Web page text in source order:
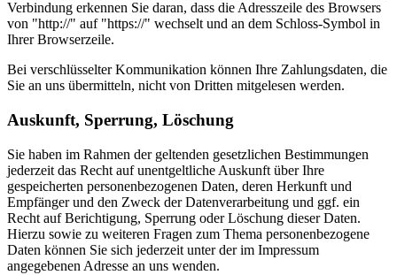
Verbindung erkennen Sie daran, dass die Adresszeile des Browsers
von "http://" auf "https://" wechselt und an dem Schloss-Symbol in
Ihrer Browserzeile.
Bei verschlüsselter Kommunikation können Ihre Zahlungsdaten, die
Sie an uns übermitteln, nicht von Dritten mitgelesen werden.
Auskunft, Sperrung, Löschung
Sie haben im Rahmen der geltenden gesetzlichen Bestimmungen
jederzeit das Recht auf unentgeltliche Auskunft über Ihre
gespeicherten personenbezogenen Daten, deren Herkunft und
Empfänger und den Zweck der Datenverarbeitung und ggf. ein
Recht auf Berichtigung, Sperrung oder Löschung dieser Daten.
Hierzu sowie zu weiteren Fragen zum Thema personenbezogene
Daten können Sie sich jederzeit unter der im Impressum
angegebenen Adresse an uns wenden.